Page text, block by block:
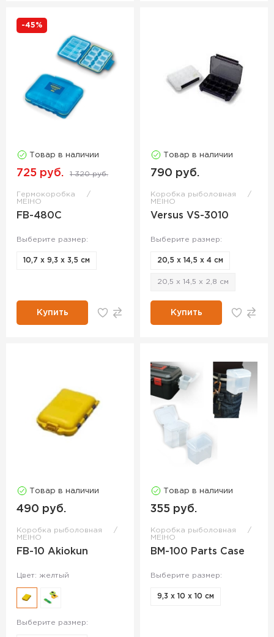
-45%
Товар в наличии
725 руб. 1 320 руб.
Гермокоробка
MEIHO
FB-480C
Выберите размер:
10,7 х 9,3 х 3,5 см
Купить
Товар в наличии
790 руб.
Коробка рыболовная
MEIHO
Versus VS-3010
Выберите размер:
20,5 х 14,5 х 4 см
20,5 х 14,5 х 2,8 см
Купить
Товар в наличии
490 руб.
Коробка рыболовная
MEIHO
FB-10 Akiokun
Цвет: желтый
Выберите размер:
Товар в наличии
355 руб.
Коробка рыболовная
MEIHO
BM-100 Parts Case
Выберите размер:
9,3 х 10 х 10 см